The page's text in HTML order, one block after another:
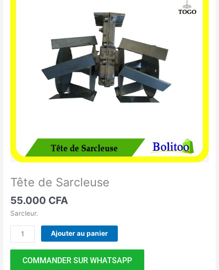
Tête de Sarcleuse
55.000 CFA
Sarcleur.
Ajouter au panier
COMMANDER SUR WHATSAPP